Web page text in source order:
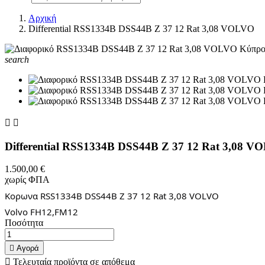
Αρχική
Differential RSS1334B DSS44B Z 37 12 Rat 3,08 VOLVO
search
 
Differential RSS1334B DSS44B Z 37 12 Rat 3,08
1.500,00 €
χωρίς ΦΠΑ
Κορωνα RSS1334B DSS44B Z 37 12 Rat 3,08 VOLVO
Volvo FH12,FM12
Ποσότητα
 Αγορά
 Τελευταία προϊόντα σε απόθεμα